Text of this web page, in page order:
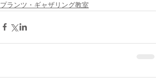
プランツ・ギャザリング教室